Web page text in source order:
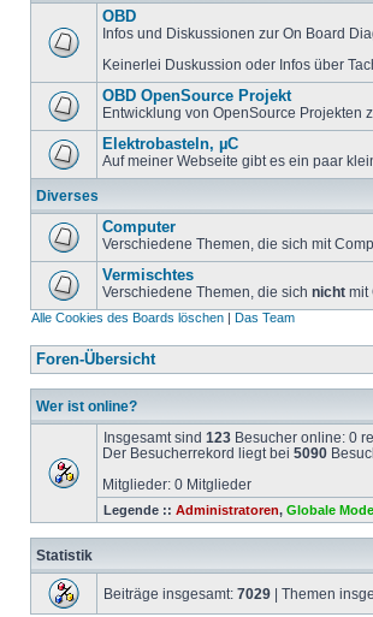
OBD
Infos und Diskussionen zur On Board
Keinerlei Duskussion oder Infos über
OBD OpenSource Projekt
Entwicklung von OpenSource Projekten
Elektrobasteln, µC
Auf meiner Webseite gibt es ein paar
Diverses
Computer
Verschiedene Themen, die sich mit
Vermischtes
Verschiedene Themen, die sich nicht mit
Alle Cookies des Boards löschen | Das Team
Foren-Übersicht
Wer ist online?
Insgesamt sind 123 Besucher online: 0
Der Besucherrekord liegt bei 5090
Mitglieder: 0 Mitglieder
Legende :: Administratoren, Globale
Statistik
Beiträge insgesamt: 7029 | Themen